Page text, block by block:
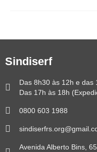
Sindiserf
Das 8h30 às 12h e das
Das 17h às 18h
0800 603 1988
Avenida Alberto Bins,